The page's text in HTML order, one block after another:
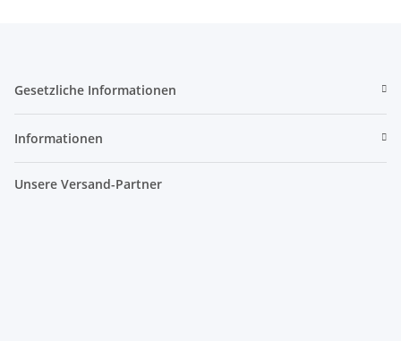
Gesetzliche Informationen
Informationen
Unsere Versand-Partner